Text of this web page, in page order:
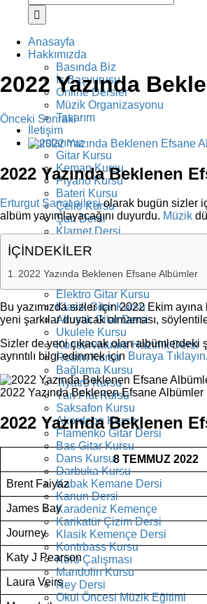
Anasayfa
Hakkımızda
Basında Biz
İş Başvurusu
Online Dersler
Müzik Organizasyonu
Tasarım
İletişim
Kurslarımız
Gitar Kursu
Keman Kursu
Piyano Kursu
Bateri Kursu
Çello Kursu
Şan Dersi
Klarnet Dersi
Diksiyon Kursu
Yazarlık Kursu
Resim Kursu
Elektro Gitar Kursu
Klasik Gitar Kursu
Akustik Gitar Dersi
Ukulele Kursu
Konservatuara Hazırlık Dersi
Resim Kursu
Bağlama Kursu
Tiyatro Kursu
Yan Flüt Kursu
Saksafon Kursu
Akordeon Kursu
Flamenko Gitar Dersi
Bas Gitar Kursu
Dans Kursu
Darbuka Kursu
Kabak Kemane Dersi
Kanun Dersi
Karadeniz Kemençe
Karikatür Çizim Dersi
Klasik Kemençe Dersi
Kontrbass Kursu
Koro Çalışması
Mandolin Kursu
Ney Dersi
Okul Öncesi Müzik Eğitimi
2022 Yazında
Önceki Sonraki
View
Larger
Image
2022 Yazında Beklenen
Erturgut Sanat ailesiolarak bugün sizler
albüm yayımlayacağını duyurdu. Müzik
İÇİNDEKİLER
2022 Yazında Beklenen Efsane Albümler
Bu yazımızda sizler için 2022 Ekim
yeni şarkılar duyacak olmaması,
Sizler de yeni çıkacak olan albümlerdeki
ayrıntılı bilgi edinmek için Buraya Tıklayın
2022 Yazında Beklenen Efsane Albümler
2022 Yazında Beklenen
8 TEMMUZ 2022
Brent Faiyaz
James Bay
Journey
Katy J Pearson
Laura Veirs